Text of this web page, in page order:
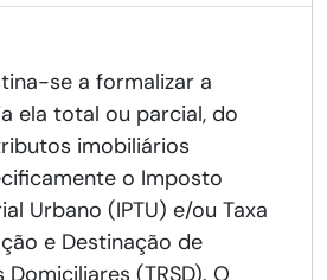
se a formalizar a
ela total ou parcial, do
imobiliários
o Imposto
Urbano (IPTU) e/ou Taxa
e Destinação de